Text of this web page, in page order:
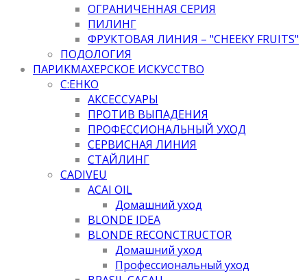
ОГРАНИЧЕННАЯ СЕРИЯ
ПИЛИНГ
ФРУКТОВАЯ ЛИНИЯ – "CHEEKY FRUITS"
ПОДОЛОГИЯ
ПАРИКМАХЕРСКОЕ ИСКУССТВО
C:EHKO
АКСЕССУАРЫ
ПРОТИВ ВЫПАДЕНИЯ
ПРОФЕССИОНАЛЬНЫЙ УХОД
СЕРВИСНАЯ ЛИНИЯ
СТАЙЛИНГ
CADIVEU
ACAI OIL
Домашний уход
BLONDE IDEA
BLONDE RECONCTRUCTOR
Домашний уход
Профессиональный уход